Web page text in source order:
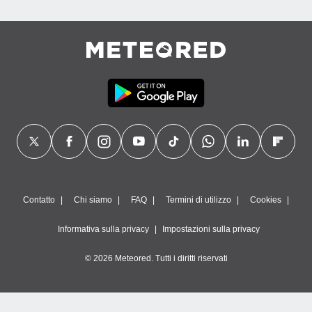
Contatto Chi siamo FAQ Termini di utilizzo Cookies
Informativa sulla privacy Impostazioni sulla privacy
© 2026 Meteored. Tutti i diritti riservati